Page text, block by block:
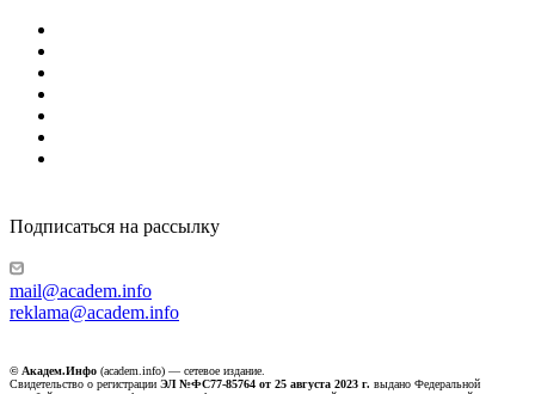
Подписаться на рассылку
mail@academ.info
reklama@academ.info
© Академ.Инфо (academ.info) — сетевое издание.
Свидетельство о регистрации ЭЛ №ФС77-85764 от 25 августа 2023 г. выдано Федеральной